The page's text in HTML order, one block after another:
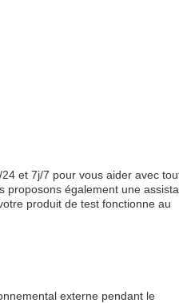
et 7j/7 pour vous aider avec
proposons également une
produit de test fonctionne au
externe pendant le